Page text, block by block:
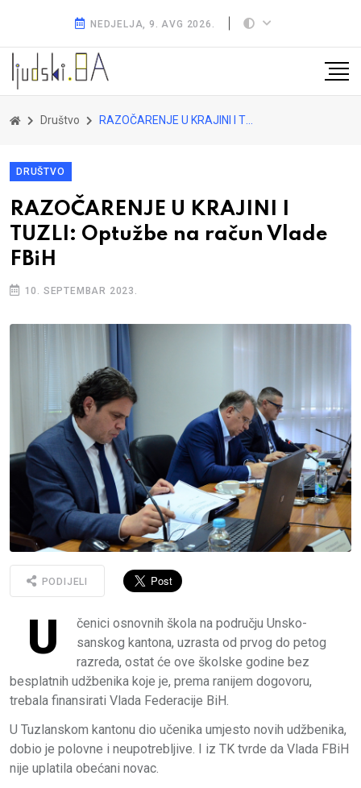
NEDJELJA, 9. AVG 2026.
Društvo RAZOČARENJE U KRAJINI I TUZLI: Optužbe na račun Vlade FBiH
DRUŠTVO
RAZOČARENJE U KRAJINI I
TUZLI: Optužbe na račun Vlade
FBiH
10. SEPTEMBAR 2023.
PODIJELI
U
čenici osnovnih škola na području Unsko-
sanskog kantona, uzrasta od prvog do petog
razreda, ostat će ove školske godine bez
besplatnih udžbenika koje je, prema ranijem dogovoru,
trebala finansirati Vlada Federacije BiH.
U Tuzlanskom kantonu dio učenika umjesto novih udžbenika,
dobio je polovne i neupotrebljive. I iz TK tvrde da Vlada FBiH
nije uplatila obećani novac.